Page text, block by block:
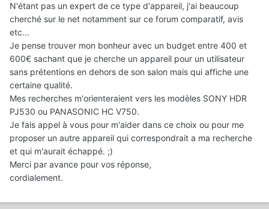
N'étant pas un expert de ce type d'appareil, j'ai beaucoup
cherché sur le net notamment sur ce forum comparatif, avis
etc...
Je pense trouver mon bonheur avec un budget entre 400 et
600€ sachant que je cherche un appareil pour un utilisateur
sans prétentions en dehors de son salon mais qui affiche une
certaine qualité.
Mes recherches m'orienteraient vers les modèles SONY HDR
PJ530 ou PANASONIC HC V750.
Je fais appel à vous pour m'aider dans ce choix ou pour me
proposer un autre appareil qui correspondrait a ma recherche
et qui m'aurait échappé. ;)
Merci par avance pour vos réponse,
cordialement.